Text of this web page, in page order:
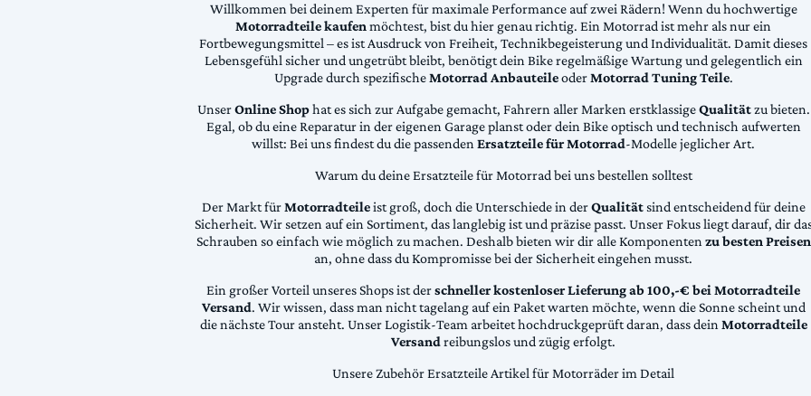
Willkommen bei deinem Experten für maximale Performance auf zwei Rädern! Wenn du hochwertige
Motorradteile kaufenmöchtest, bist du hier genau richtig. Ein Motorrad ist mehr als nur ein
Fortbewegungsmittel – es ist Ausdruck von Freiheit, Technikbegeisterung und Individualität. Damit dieses
Lebensgefühl sicher und ungetrübt bleibt, benötigt dein Bike regelmäßige Wartung und gelegentlich ein
Upgrade durch spezifischeMotorrad AnbauteileoderMotorrad Tuning Teile.
UnserOnline Shophat es sich zur Aufgabe gemacht, Fahrern aller Marken erstklassigeQualitätzu bieten.
Egal, ob du eine Reparatur in der eigenen Garage planst oder dein Bike optisch und technisch aufwerten
willst: Bei uns findest du die passendenErsatzteile für Motorrad-Modelle jeglicher Art.
Warum du deine Ersatzteile für Motorrad bei uns bestellen solltest
Der Markt fürMotorradteileist groß, doch die Unterschiede in derQualitätsind entscheidend für deine
Sicherheit. Wir setzen auf ein Sortiment, das langlebig ist und präzise passt. Unser Fokus liegt darauf, dir
Schrauben so einfach wie möglich zu machen. Deshalb bieten wir dir alle Komponentenzu besten Preisen
an, ohne dass du Kompromisse bei der Sicherheit eingehen musst.
Ein großer Vorteil unseres Shops ist derschneller kostenloser Lieferung ab 100,-€ bei Motorradteile
Versand. Wir wissen, dass man nicht tagelang auf ein Paket warten möchte, wenn die Sonne scheint und
die nächste Tour ansteht. Unser Logistik-Team arbeitet hochdruckgeprüft daran, dass deinMotorradteile
Versandreibungslos und zügig erfolgt.
Unsere Zubehör Ersatzteile Artikel für Motorräder im Detail